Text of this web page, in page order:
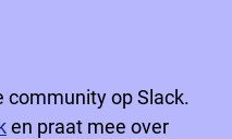
community op Slack.
en praat mee over